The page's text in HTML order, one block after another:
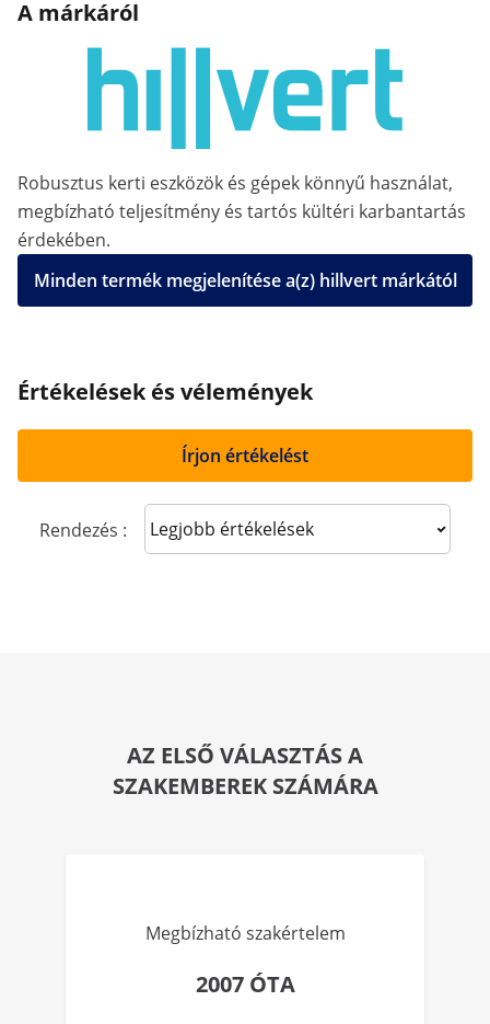
A márkáról
Robusztus kerti eszközök és gépek könnyű használat,
megbízható teljesítmény és tartós kültéri karbantartás
érdekében.
Minden termék megjelenítése a(z) hillvert márkától
Értékelések és vélemények
Írjon értékelést
Rendezés : Sort reviews
AZ ELSŐ VÁLASZTÁS A
SZAKEMBEREK SZÁMÁRA
Megbízható szakértelem
2007 ÓTA